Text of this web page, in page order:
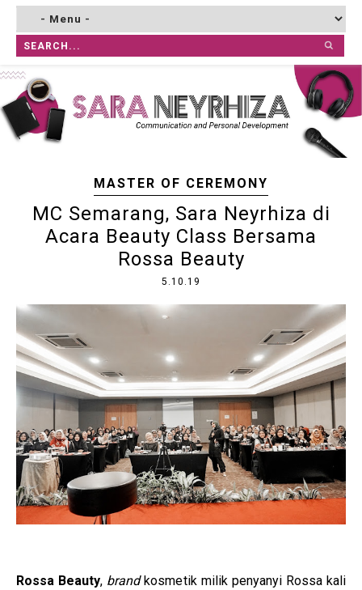
MASTER OF CEREMONY
MC Semarang, Sara Neyrhiza di
Acara Beauty Class Bersama
Rossa Beauty
5.10.19
Rossa Beauty, brandkosmetik milik penyanyi Rossa kali